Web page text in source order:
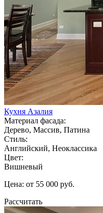
Кухня Азалия
Материал фасада:
Дерево, Массив, Патина
Стиль:
Английский, Неоклассика
Цвет:
Вишневый
Цена: от 55 000 руб.
Рассчитать